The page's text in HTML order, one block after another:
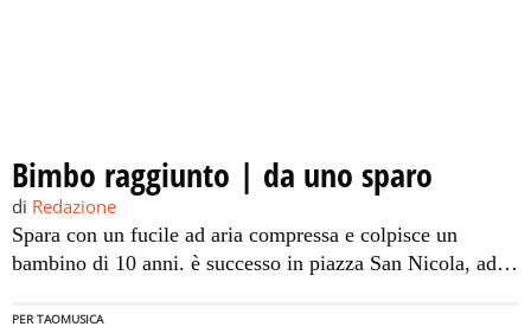
Bimbo raggiunto | da uno sparo
di Redazione
Spara con un fucile ad aria compressa e colpisce un
bambino di 10 anni. è successo in piazza San Nicola, ad
medicare il figlio nell’ospedale Capilupi di Capri (Napoli),
PER TAOMUSICA